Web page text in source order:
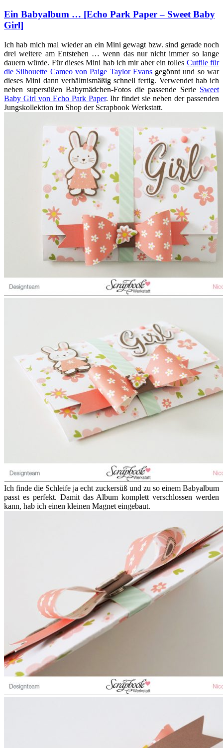
Ein Babyalbum … [Echo Park Paper – Sweet Baby
Girl]
Ich hab mich mal wieder an ein Mini gewagt bzw. sind gerade noch
drei weitere am Entstehen … wenn das nur nicht immer so lange
dauern würde. Für dieses Mini hab ich mir aber ein tolles Cutfile für
die Silhouette Cameo von Paige Taylor Evansgegönnt und so war
dieses Mini dann verhältnismäßig schnell fertig. Verwendet hab ich
neben supersüßen Babymädchen-Fotos die passende Serie Sweet
Baby Girl von Echo Park Paper. Ihr findet sie neben der passenden
Jungskollektion im Shop der Scrapbook Werkstatt.
Ich finde die Schleife ja echt zuckersüß und zu so einem Babyalbum
passt es perfekt. Damit das Album komplett verschlossen werden
kann, hab ich einen kleinen Magnet eingebaut.